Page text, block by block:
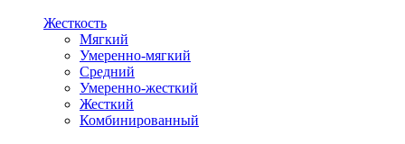
Жесткость
Мягкий
Умеренно-мягкий
Средний
Умеренно-жесткий
Жесткий
Комбинированный